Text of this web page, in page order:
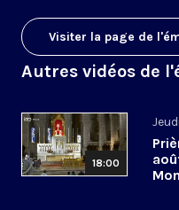
Visiter la page de
Autres vidéos de
18:00